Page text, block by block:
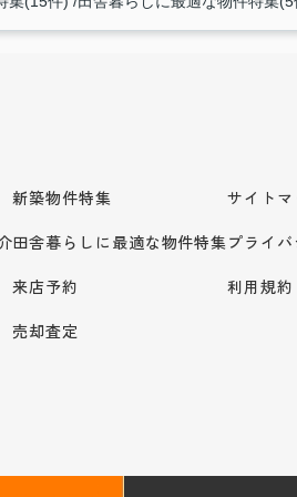
新築物件特集
田舎暮らしに最適な物件特集
来店予約
売却査定
サイト
プライ
利用規約